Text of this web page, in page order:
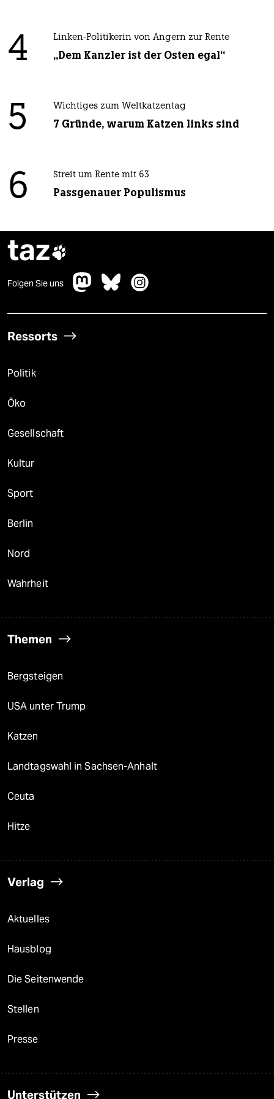
4
Linken-Politikerin von Angern zur Rente
„Dem Kanzler ist der Osten egal“
5 Wichtiges zum Weltkatzentag
7 Gründe, warum Katzen links sind
6 Streit um Rente mit 63
Passgenauer Populismus
taz
Folgen Sie uns
Ressorts
Politik
Öko
Gesellschaft
Kultur
Sport
Berlin
Nord
Wahrheit
Themen
Bergsteigen
USA unter Trump
Katzen
Landtagswahl in Sachsen-Anhalt
Ceuta
Hitze
Verlag
Aktuelles
Hausblog
Die Seitenwende
Stellen
Presse
Unterstützen